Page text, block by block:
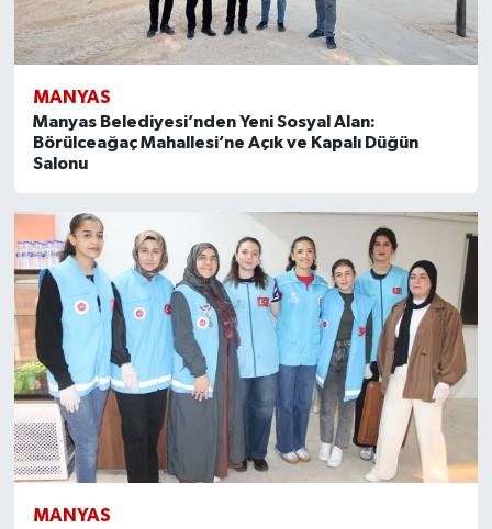
MANYAS
Manyas Belediyesi’nden Yeni Sosyal Alan:
Börülceağaç Mahallesi’ne Açık ve Kapalı Düğün
Salonu
MANYAS